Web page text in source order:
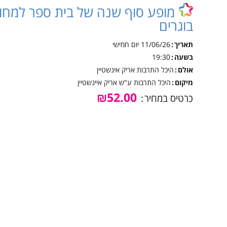
אינטראקטיבית קייטנות
קיץ
נהלי הרשמה לקייטנות
הקיץ
נגישות והשתלבות
מופע סוף שנה של בית ספר
בוגרים
תאריך 11/06/26 יום חמישי
בשעה 19:30
אולם היכל התרבות אריק אינשטיין
מיקום היכל התרבות ע"ש אריק איינשטיין
כרטיס במחיר ₪52.00